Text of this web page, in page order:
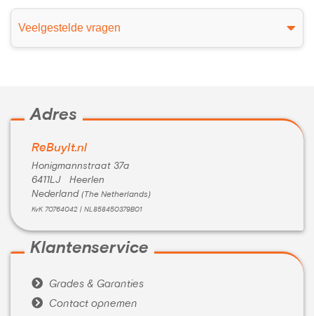
Veelgestelde vragen
Adres
ReBuyIt.nl
Honigmannstraat 37a
6411LJ Heerlen
Nederland (The Netherlands)
KvK 70764042 | NL858450379B01
Klantenservice
 Grades & Garanties
 Contact opnemen